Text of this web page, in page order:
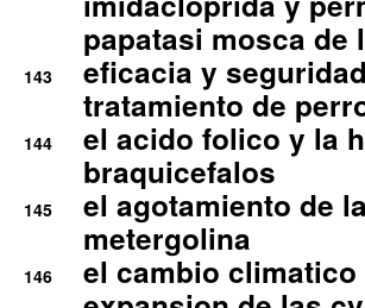
papatasi mosca de
143
eficacia y
tratamiento de
144
el acido folico y la
braquicefalos
145
el agotamiento de
metergolina
146
el cambio